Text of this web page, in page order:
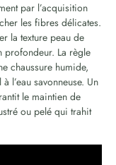
par l’acquisition
les fibres délicates.
la texture peau de
profondeur. La règle
chaussure humide,
l’eau savonneuse. Un
le maintien de
ou pelé qui trahit